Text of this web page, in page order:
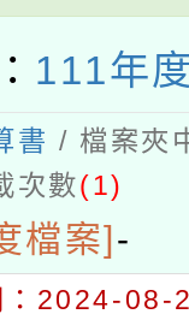
111年
書 / 檔案夾
次數(1)
檔案] -
：2024-08-